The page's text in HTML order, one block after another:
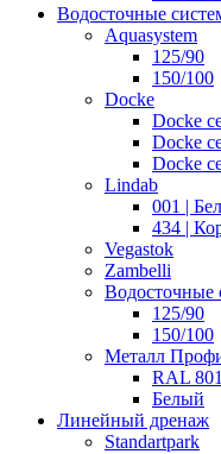
Водосточные
Aquasystem
125/90
150/100
Docke
Docke
Docke
Docke
Lindab
001 |
434 |
Vegastok
Zambelli
Водосточные
125/90
150/100
Металл
RAL
Белый
Линейный дренаж
Standartpark